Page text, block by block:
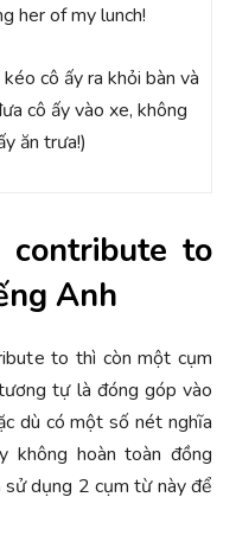
her of my lunch!
cô ấy ra khỏi bàn và
cô ấy vào xe, không
ăn trưa!)
contribute to
Anh
to thì còn một cụm
tự là đóng góp vào
dù có một số nét nghĩa
không hoàn toàn đồng
sử dụng 2 cụm từ này để